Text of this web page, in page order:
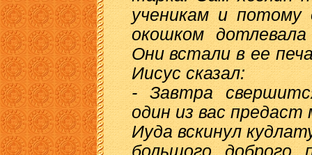
ученикам и потому
окошком дотлевала
Они встали в ее
Иисус сказал:
- Завтра
один из вас предаст
Иуда вскинул
большого